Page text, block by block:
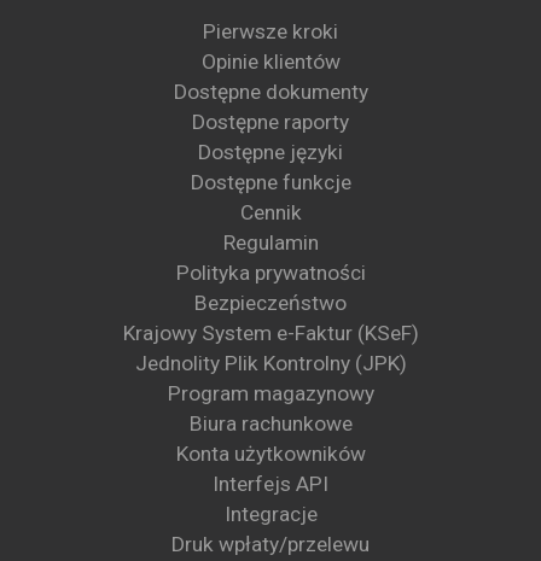
Pierwsze kroki
Opinie klientów
Dostępne dokumenty
Dostępne raporty
Dostępne języki
Dostępne funkcje
Cennik
Regulamin
Polityka prywatności
Bezpieczeństwo
Krajowy System e-Faktur (KSeF)
Jednolity Plik Kontrolny (JPK)
Program magazynowy
Biura rachunkowe
Konta użytkowników
Interfejs API
Integracje
Druk wpłaty/przelewu